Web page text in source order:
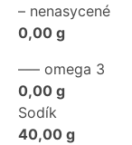
– nenasycené
0,00 g
––– omega 3
0,00 g
Sodík
40,00 g